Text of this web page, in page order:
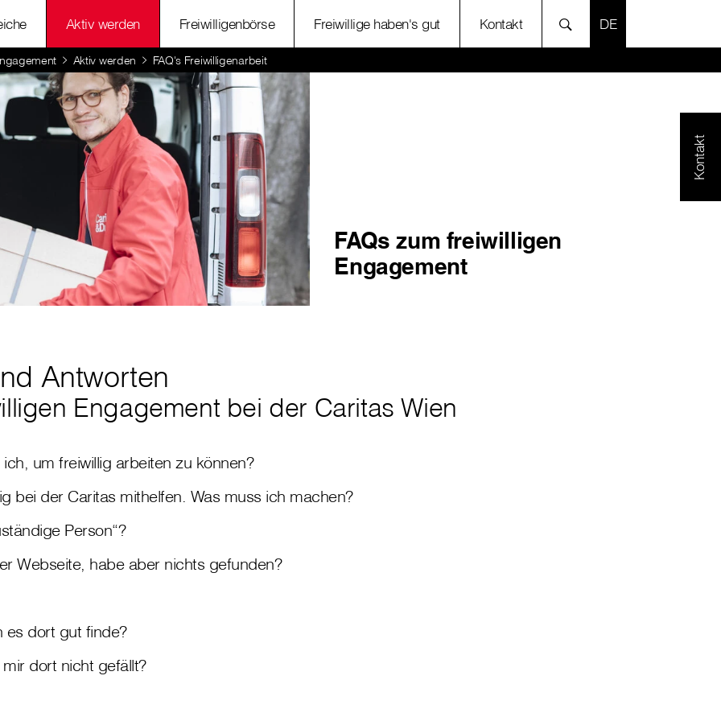
Aktiv werden Freiwilligenbörse Freiwillige haben's gut Kontakt SPRACHE
Aktiv werden FAQ's Freiwilligenarbeit
Kontakt
FAQs zum freiwilligen
Engagement
Antworten
Engagement bei der Caritas Wien
um freiwillig arbeiten zu können?
bei der Caritas mithelfen. Was muss ich machen?
Person“?
Webseite, habe aber nichts gefunden?
es dort gut finde?
dort nicht gefällt?